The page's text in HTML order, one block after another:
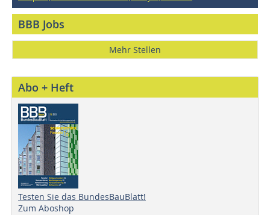
BBB Jobs
Mehr Stellen
Abo + Heft
Testen Sie das BundesBauBlatt!
Zum Aboshop